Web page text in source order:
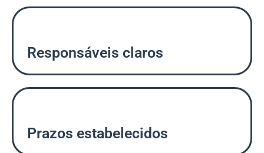
Responsáveis claros
Prazos estabelecidos